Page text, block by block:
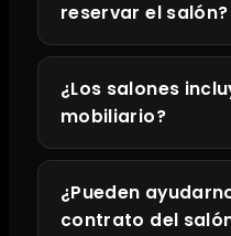
reservar el salón?
¿Los salones
mobiliario?
¿Pueden
contrato del